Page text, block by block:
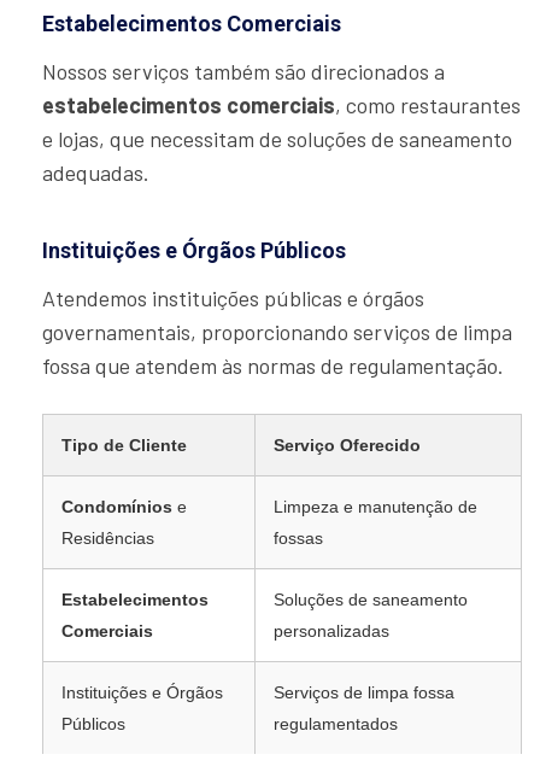
Estabelecimentos Comerciais
Nossos serviços também são direcionados a
estabelecimentos comerciais, como restaurantes
e lojas, que necessitam de soluções de saneamento
adequadas.
Instituições e Órgãos Públicos
Atendemos instituições públicas e órgãos
governamentais, proporcionando serviços de limpa
fossa que atendem às normas de regulamentação.
Tipo de Cliente Serviço Oferecido
Condomínios e
Residências
Limpeza e manutenção de
fossas
Estabelecimentos
Comerciais
Soluções de saneamento
personalizadas
Instituições e Órgãos
Públicos
Serviços de limpa fossa
regulamentados